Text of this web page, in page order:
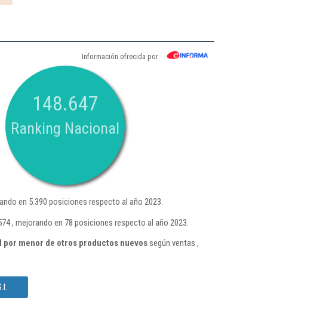
Información ofrecida por
148.647
Ranking Nacional
en 5.390 posiciones respecto al año 2023.
, mejorando en 78 posiciones respecto al año 2023.
por menor de otros productos nuevossegún ventas ,